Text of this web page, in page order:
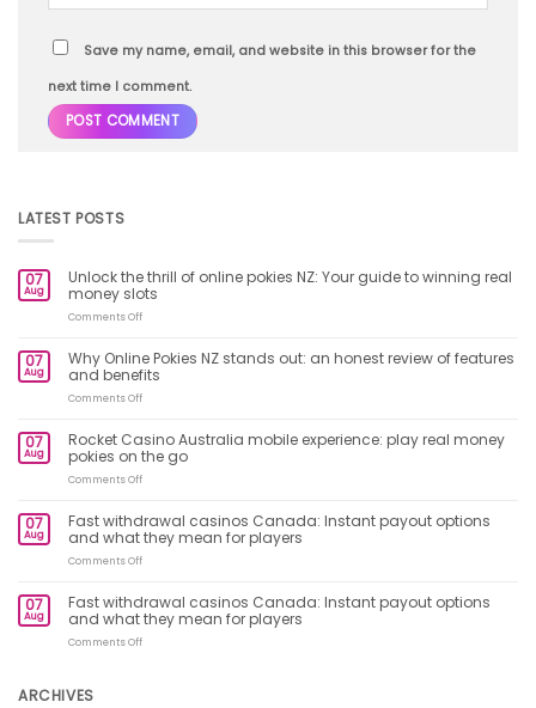
Save my name, email, and website in this browser for the
next time I comment.
LATEST POSTS
07
Aug
Unlock the thrill of online pokies NZ: Your guide to winning real
money slots
Comments Offon
thrill
of
online
Your
guide
money
slots
07
Aug
Why Online Pokies NZ stands out: an honest review of features
and benefits
Comments Offon
Pokies
NZ
stands
honest
review
benefits
07
Aug
Rocket Casino Australia mobile experience: play real money
pokies on the go
Comments Offon
Australia
mobile
experience:
money
pokies
07
Aug
Fast withdrawal casinos Canada: Instant payout options
and what they mean for players
Comments Offon
casinos
Canada:
Instant
07
Aug
Fast withdrawal casinos Canada: Instant payout options
and what they mean for players
Comments Offon
ARCHIVES